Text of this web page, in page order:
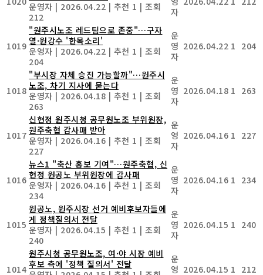
운영자 | 2026.04.22 | 추천 1 | 조회
212
자
1019
"원주시노조 레드팀으로 존중"…구자
열·원강수 '한목소리'
운영자 | 2026.04.22 | 추천 1 | 조회
204
운
영
자
2026.04.22 1 204
1018
"부시장 자체 승진 가능할까"…원주시
노조, 차기 지사에 묻는다
운영자 | 2026.04.18 | 추천 1 | 조회
263
운
영
자
2026.04.18 1 263
1017
신현정 원주시청 공무원노조 부위원장,
원주축협 감사패 받아
운영자 | 2026.04.16 | 추천 1 | 조회
227
운
영
자
2026.04.16 1 227
1016
뉴스1 "축산 홍보 기여"…원주축협, 신
현정 원공노 부위원장에 감사패
운영자 | 2026.04.16 | 추천 1 | 조회
234
운
영
자
2026.04.16 1 234
1015
원공노, 원주시장 선거 예비후보자들에
게 정책질의서 전달
운영자 | 2026.04.15 | 추천 1 | 조회
240
운
영
자
2026.04.15 1 240
1014
원주시청 공무원노조, 여·야 시장 예비
후보 측에 '정책 질의서' 전달
운
영 2026.04.15 1 212